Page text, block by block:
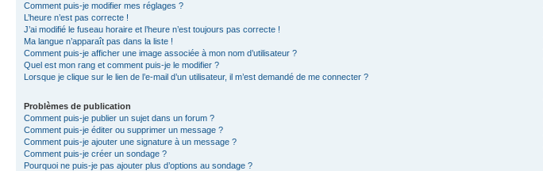
Comment puis-je modifier mes réglages ?
L’heure n’est pas correcte !
J’ai modifié le fuseau horaire et l’heure n’est toujours pas correcte !
Ma langue n’apparaît pas dans la liste !
Comment puis-je afficher une image associée à mon nom d’utilisateur ?
Quel est mon rang et comment puis-je le modifier ?
Lorsque je clique sur le lien de l’e-mail d’un utilisateur, il m’est demandé de me connecter ?
Problèmes de publication
Comment puis-je publier un sujet dans un forum ?
Comment puis-je éditer ou supprimer un message ?
Comment puis-je ajouter une signature à un message ?
Comment puis-je créer un sondage ?
Pourquoi ne puis-je pas ajouter plus d’options au sondage ?